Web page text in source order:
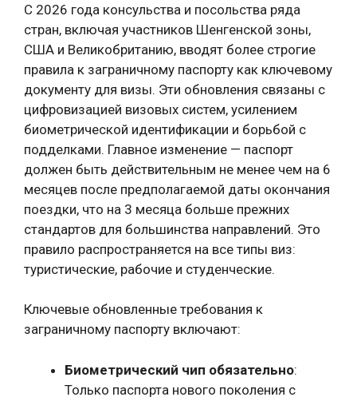
С 2026 года консульства и посольства ряда
стран, включая участников Шенгенской зоны,
США и Великобританию, вводят более строгие
правила к заграничному паспорту как ключевому
документу для визы. Эти обновления связаны с
цифровизацией визовых систем, усилением
биометрической идентификации и борьбой с
подделками. Главное изменение — паспорт
должен быть действительным не менее чем на 6
месяцев после предполагаемой даты окончания
поездки, что на 3 месяца больше прежних
стандартов для большинства направлений. Это
правило распространяется на все типы виз:
туристические, рабочие и студенческие.
Ключевые обновленные требования к
заграничному паспорту включают:
Биометрический чип обязательно:
Только паспорта нового поколения с